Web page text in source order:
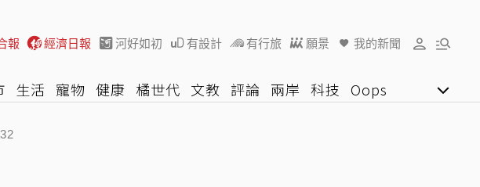
報 經濟日報 河好如初 有設計 有行旅 願景 我的新聞
生活 寵物 健康 橘世代 文教 評論 兩岸 科技 Oops